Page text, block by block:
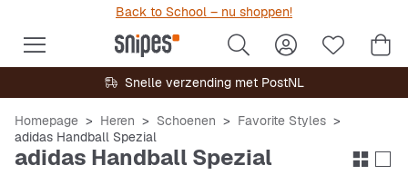
Back to School – nu shoppen!
Snelle verzending met PostNL
Homepage Heren Schoenen
Favorite Styles
adidas Handball Spezial
adidas Handball Spezial